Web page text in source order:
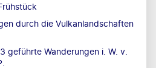
durch die Vulkanlandschaften
geführte Wanderungen i. W. v.